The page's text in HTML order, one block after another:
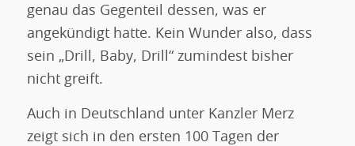
genau das Gegenteil dessen, was er
angekündigt hatte. Kein Wunder also, dass
sein „Drill, Baby, Drill“ zumindest bisher
nicht greift.
Auch in Deutschland unter Kanzler Merz
zeigt sich in den ersten 100 Tagen der